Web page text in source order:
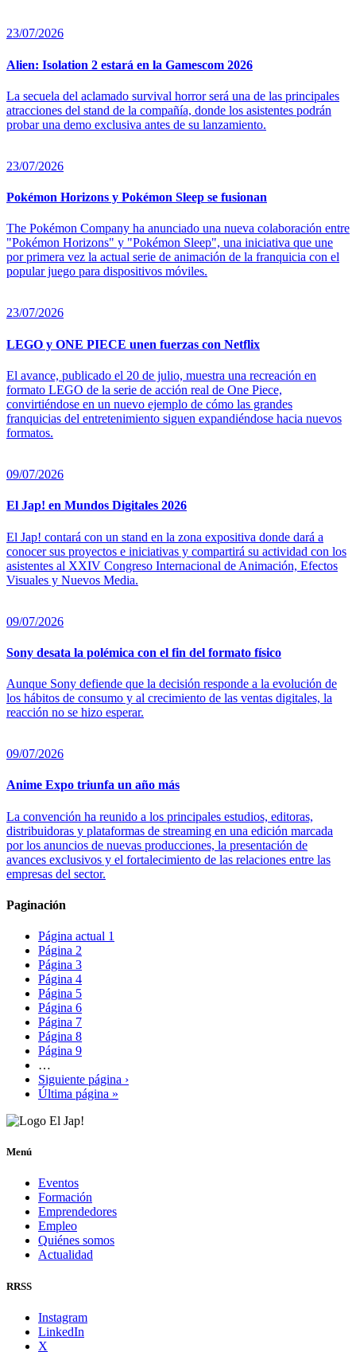
23/07/2026
Alien: Isolation 2 estará en la Gamescom 2026
La secuela del aclamado survival horror será una de las principales
atracciones del stand de la compañía, donde los asistentes podrán
probar una demo exclusiva antes de su lanzamiento.
23/07/2026
Pokémon Horizons y Pokémon Sleep se fusionan
The Pokémon Company ha anunciado una nueva colaboración entre
"Pokémon Horizons" y "Pokémon Sleep", una iniciativa que une
por primera vez la actual serie de animación de la franquicia con el
popular juego para dispositivos móviles.
23/07/2026
LEGO y ONE PIECE unen fuerzas con Netflix
El avance, publicado el 20 de julio, muestra una recreación en
formato LEGO de la serie de acción real de One Piece,
convirtiéndose en un nuevo ejemplo de cómo las grandes
franquicias del entretenimiento siguen expandiéndose hacia nuevos
formatos.
09/07/2026
El Jap! en Mundos Digitales 2026
El Jap! contará con un stand en la zona expositiva donde dará a
conocer sus proyectos e iniciativas y compartirá su actividad con los
asistentes al XXIV Congreso Internacional de Animación, Efectos
Visuales y Nuevos Media.
09/07/2026
Sony desata la polémica con el fin del formato físico
Aunque Sony defiende que la decisión responde a la evolución de
los hábitos de consumo y al crecimiento de las ventas digitales, la
reacción no se hizo esperar.
09/07/2026
Anime Expo triunfa un año más
La convención ha reunido a los principales estudios, editoras,
distribuidoras y plataformas de streaming en una edición marcada
por los anuncios de nuevas producciones, la presentación de
avances exclusivos y el fortalecimiento de las relaciones entre las
empresas del sector.
Paginación
Página actual 1
Página 2
Página 3
Página 4
Página 5
Página 6
Página 7
Página 8
Página 9
…
Siguiente página ›
Última página »
Menú
Eventos
Formación
Emprendedores
Empleo
Quiénes somos
Actualidad
RRSS
Instagram
LinkedIn
X